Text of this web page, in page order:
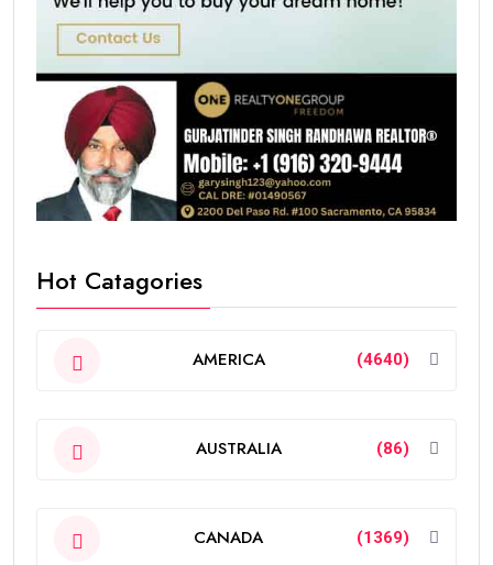
Hot Catagories
AMERICA (4640)
AUSTRALIA (86)
CANADA (1369)